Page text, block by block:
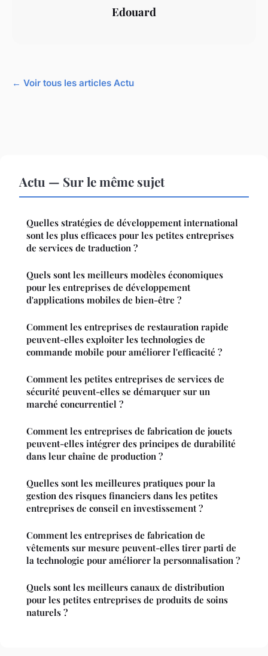
Edouard
← Voir tous les articles Actu
Actu — Sur le même sujet
Quelles stratégies de développement international
sont les plus efficaces pour les petites entreprises
de services de traduction ?
Quels sont les meilleurs modèles économiques
pour les entreprises de développement
d'applications mobiles de bien-être ?
Comment les entreprises de restauration rapide
peuvent-elles exploiter les technologies de
commande mobile pour améliorer l'efficacité ?
Comment les petites entreprises de services de
sécurité peuvent-elles se démarquer sur un
marché concurrentiel ?
Comment les entreprises de fabrication de jouets
peuvent-elles intégrer des principes de durabilité
dans leur chaîne de production ?
Quelles sont les meilleures pratiques pour la
gestion des risques financiers dans les petites
entreprises de conseil en investissement ?
Comment les entreprises de fabrication de
vêtements sur mesure peuvent-elles tirer parti de
la technologie pour améliorer la personnalisation ?
Quels sont les meilleurs canaux de distribution
pour les petites entreprises de produits de soins
naturels ?